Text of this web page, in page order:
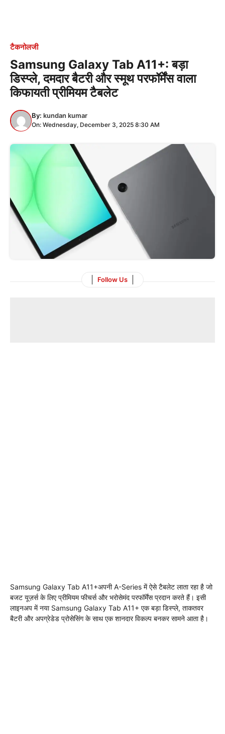
टैकनोलजी
Samsung Galaxy Tab A11+: बड़ा
डिस्प्ले, दमदार बैटरी और स्मूथ परफॉर्मेंस वाला
किफायती प्रीमियम टैबलेट
By: kundan kumar
On: Wednesday, December 3, 2025 8:30 AM
Follow Us
Samsung Galaxy Tab A11+अपनी A-Series में ऐसे टैबलेट लाता रहा है जो
बजट यूज़र्स के लिए प्रीमियम फीचर्स और भरोसेमंद परफॉर्मेंस प्रदान करते हैं। इसी
लाइनअप में नया Samsung Galaxy Tab A11+ एक बड़ा डिस्प्ले, ताकतवर
बैटरी और अपग्रेडेड प्रोसेसिंग के साथ एक शानदार विकल्प बनकर सामने आता है।